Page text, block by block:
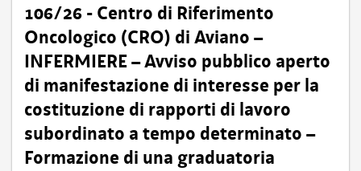
106/26 - Centro di Riferimento
Oncologico (CRO) di Aviano –
INFERMIERE – Avviso pubblico aperto
di manifestazione di interesse per la
costituzione di rapporti di lavoro
subordinato a tempo determinato –
Formazione di una graduatoria